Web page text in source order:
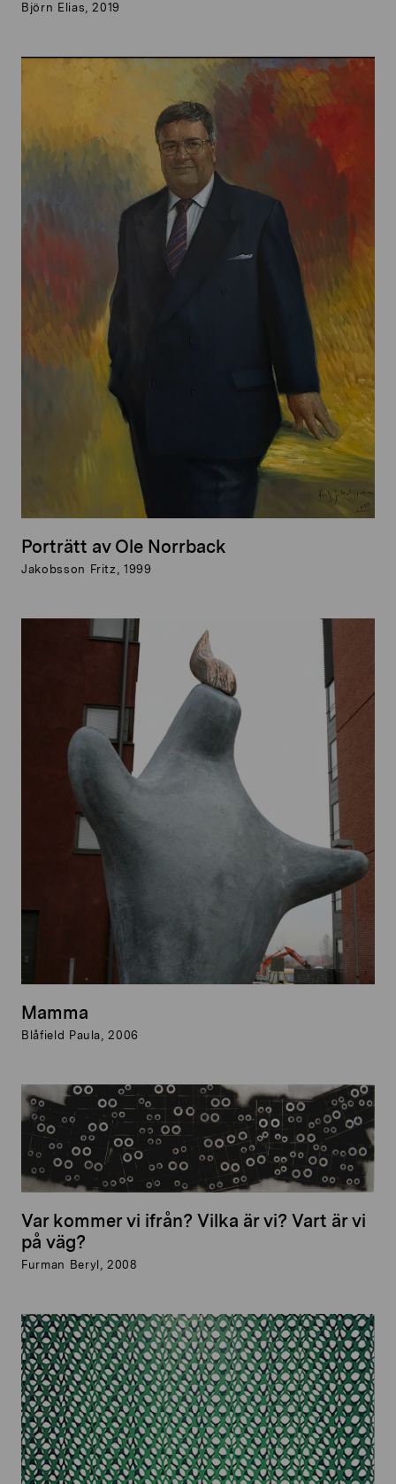
Björn Elias, 2019
Porträtt av Ole Norrback
Jakobsson Fritz, 1999
Mamma
Blåfield Paula, 2006
Var kommer vi ifrån? Vilka är vi? Vart är vi
på väg?
Furman Beryl, 2008